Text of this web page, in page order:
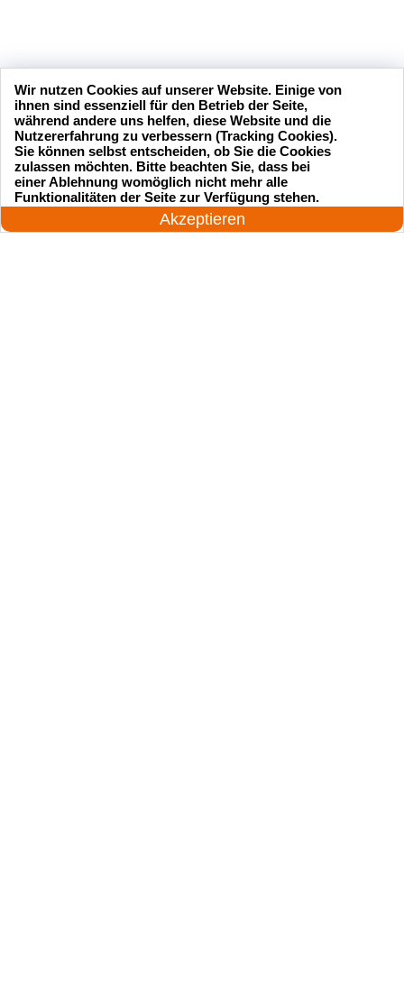
24 Stunden am Tag
Akzeptieren
Wir nutzen Cookies auf unserer Website. Einige von
ihnen sind essenziell für den Betrieb der Seite,
während andere uns helfen, diese Website und die
Nutzererfahrung zu verbessern (Tracking Cookies).
Sie können selbst entscheiden, ob Sie die Cookies
zulassen möchten. Bitte beachten Sie, dass bei
einer Ablehnung womöglich nicht mehr alle
Funktionalitäten der Seite zur Verfügung stehen.